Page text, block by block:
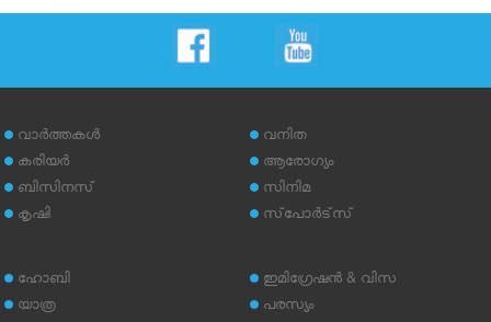
വാര്‍ത്തകള്‍
കരിയര്‍
ബിസിനസ്
കൃഷി
വനിത
ആരോഗ്യം
സിനിമ
സ്‌പോര്‍ട്‌സ്
ഹോബി
യാത്ര
ഇമിഗ്രേഷന്‍ & വിസ
പരസ്യം